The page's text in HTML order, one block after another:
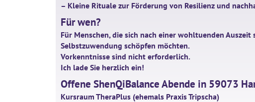
– Kleine Rituale zur Förderung von Resilienz und
Für wen?
Für Menschen, die sich nach einer wohltuenden
Selbstzuwendung schöpfen möchten.
Vorkenntnisse sind nicht erforderlich.
Ich lade Sie herzlich ein!
Offene ShenQiBalance Abende in 59073
Kursraum TheraPlus (ehemals Praxis Tripscha)